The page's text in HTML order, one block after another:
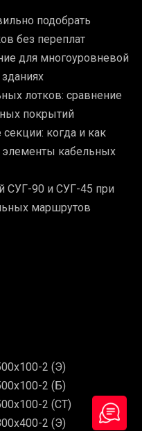
подобрать
без переплат
для многоуровневой
лотков: сравнение
покрытий
когда и как
элементы кабельных
СУГ-90 и СУГ-45 при
маршрутов
2 (Э)
2 (Б)
2 (СТ)
2 (Э)